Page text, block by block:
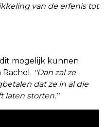
van de erfenis tot
mogelijk kunnen
''Dan zal ze
dat ze in al die
laten storten.''